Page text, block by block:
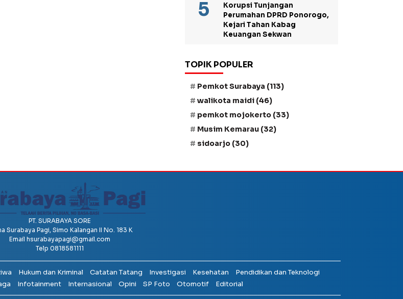
Korupsi Tunjangan
Perumahan DPRD Ponorogo,
Kejari Tahan Kabag
Keuangan Sekwan
TOPIK POPULER
Pemkot Surabaya (113)
walikota maidi (46)
pemkot mojokerto (33)
Musim Kemarau (32)
sidoarjo (30)
PT. SURABAYA SORE
Surabaya Pagi, Simo Kalangan II No. 183 K
Email hsurabayapagi@gmail.com
Telp 0818581111
Hukum dan Kriminal Catatan Tatang Investigasi Kesehatan
Pendidikan dan Teknologi
Infotainment Internasional Opini SP Foto Otomotif Editorial